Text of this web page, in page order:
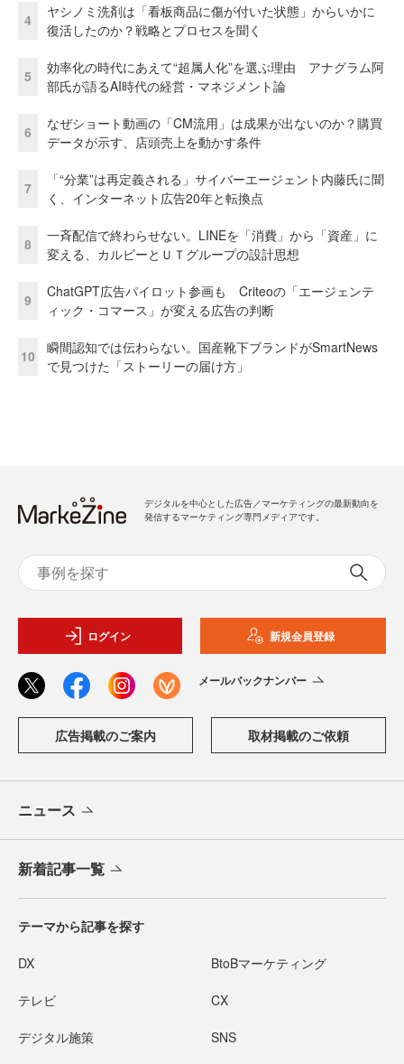
4
ヤシノミ洗剤は「看板商品に傷が付いた状態」からいかに
復活したのか？戦略とプロセスを聞く
5
効率化の時代にあえて“超属人化”を選ぶ理由 アナグラム阿
部氏が語るAI時代の経営・マネジメント論
6
なぜショート動画の「CM流用」は成果が出ないのか？購買
データが示す、店頭売上を動かす条件
7
「“分業”は再定義される」サイバーエージェント内藤氏に聞
く、インターネット広告20年と転換点
8
一斉配信で終わらせない。LINEを「消費」から「資産」に
変える、カルビーとＵＴグループの設計思想
9
ChatGPT広告パイロット参画も Criteoの「エージェンテ
ィック・コマース」が変える広告の判断
10
瞬間認知では伝わらない。国産靴下ブランドがSmartNews
で見つけた「ストーリーの届け方」
デジタルを中心とした広告／マーケティングの最新動向を
発信するマーケティング専門メディアです。
ログイン 新規会員登録
メールバックナンバー
広告掲載のご案内 取材掲載のご依頼
ニュース
新着記事一覧
テーマから記事を探す
DX BtoBマーケティング
テレビ CX
デジタル施策 SNS